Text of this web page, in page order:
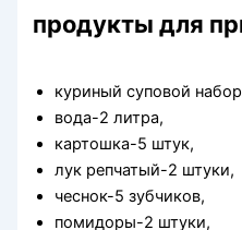
продукты для
куриный суповой
вода-2 литра,
картошка-5 штук,
лук репчатый-2 штуки,
чеснок-5 зубчиков,
помидоры-2 штуки,